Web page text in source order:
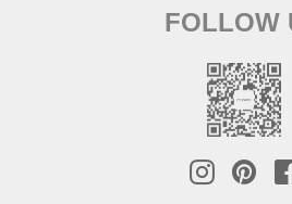
FOLLOW